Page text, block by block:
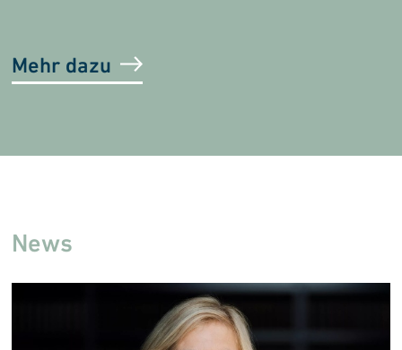
Mehr dazu
News